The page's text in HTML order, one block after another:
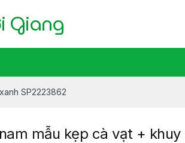
Giang
SP2223862
mẫu kẹp cà vạt +